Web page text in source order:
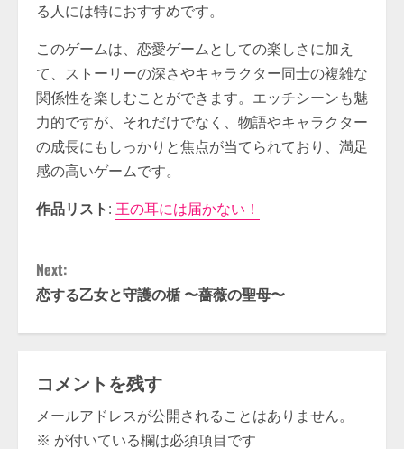
る人には特におすすめです。
このゲームは、恋愛ゲームとしての楽しさに加え
て、ストーリーの深さやキャラクター同士の複雑な
関係性を楽しむことができます。エッチシーンも魅
力的ですが、それだけでなく、物語やキャラクター
の成長にもしっかりと焦点が当てられており、満足
感の高いゲームです。
作品リスト: 王の耳には届かない！
C
o
n
t
i
Next:
恋する乙女と守護の楯 〜薔薇の聖母〜
コメントを残す
メールアドレスが公開されることはありません。
※ が付いている欄は必須項目です